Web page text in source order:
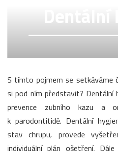
S tímto pojmem se setkáváme
si pod ním představit? Dentální
prevence zubního kazu a
k parodontitidě. Dentální
stav chrupu, provede
individuální plán ošetření.
Dentální